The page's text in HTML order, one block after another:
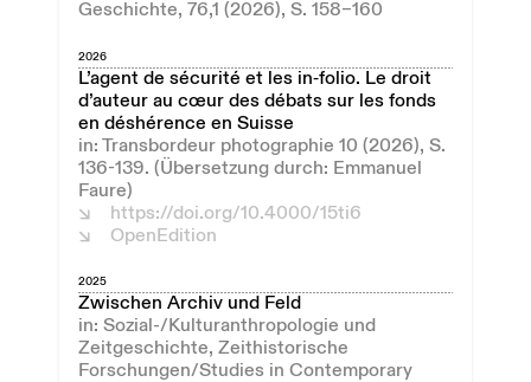
Geschichte, 76,1 (2026), S. 158–160
2026
L’agent de sécurité et les in‑folio. Le droit
d’auteur au cœur des débats sur les fonds
en déshérence en Suisse
in: Transbordeur photographie 10 (2026), S.
136-139. (Übersetzung durch: Emmanuel
Faure)
https://doi.org/10.4000/15ti6
OpenEdition
2025
Zwischen Archiv und Feld
in: Sozial-/Kulturanthropologie und
Zeitgeschichte, Zeithistorische
Forschungen/Studies in Contemporary